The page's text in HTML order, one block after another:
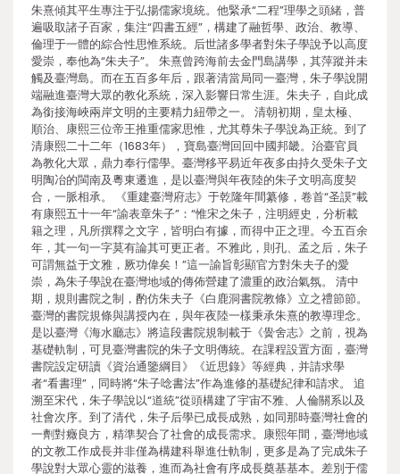
朱熹傾其平生專注于弘揚儒家境統。他緊承“二程”理學之頭緒，普
遍吸取諸子百家，集注“四書五經”，構建了融哲學、政治、教導、
倫理于一體的綜合性思惟系統。后世諸多學者對朱子學說予以高度
愛崇，奉他為“朱夫子”。 朱熹曾跨海前去金門島講學，其萍蹤并未
觸及臺灣島。而在五百多年后，跟著清當局同一臺灣，朱子學說開
端融進臺灣大眾的教化系統，深入影響日常生涯。朱夫子，自此成
為銜接海峽兩岸文明的主要精力紐帶之一。 清朝初期，皇太極、
順治、康熙三位帝王推重儒家思惟，尤其尊朱子學說為正統。到了
清康熙二十二年（1683年），寶島臺灣回回中國邦畿。治臺官員
為教化大眾，鼎力奉行儒學。臺灣移平易近年夜多由持久受朱子文
明陶冶的閩南及粵東遷進，是以臺灣與年夜陸的朱子文明高度契
合，一脈相承。 《重建臺灣府志》于乾隆年間纂修，卷首“圣謨”載
有康熙五十一年“諭表章朱子”：“惟宋之朱子，注明經史，分析載
籍之理，凡所撰釋之文字，皆明白有據，而得中正之理。今五百余
年，其一句一字莫有論其可更正者。不雅此，則孔、孟之后，朱子
可謂無益于文雅，厥功偉矣！”這一諭旨彰顯官方對朱夫子的愛
崇，為朱子學說在臺灣地域的傳佈營建了濃重的政治氣氛。 清中
期，規則書院之制，酌仿朱夫子《白鹿洞書院教條》立之禮節節。
臺灣的書院規條與講授內在，與年夜陸一樣秉承朱熹的教導理念。
是以臺灣《海水廳志》將這段書院規制載于《黌舍志》之前，視為
基礎軌制，可見臺灣書院的朱子文明傳統。在課程設置方面，臺灣
書院設定研讀《資治通鑒綱目》《近思錄》等經典，并請求學
者“看書理”，同時將“朱子唸書法”作為進修的基礎紀律和請求。 追
溯至宋代，朱子學說以“道統”從頭構建了宇宙不雅、人倫關系以及
社會次序。到了清代，朱子后學已成長成熟，如同那時臺灣社會的
一劑對癥良方，精準契合了社會的成長需求。康熙年間，臺灣地域
的文教工作成長并非僅為構建科舉進仕軌制，更多是為了完成朱子
學說對大眾心靈的滋養，進而為社會有序成長奠基基本。差別于儒